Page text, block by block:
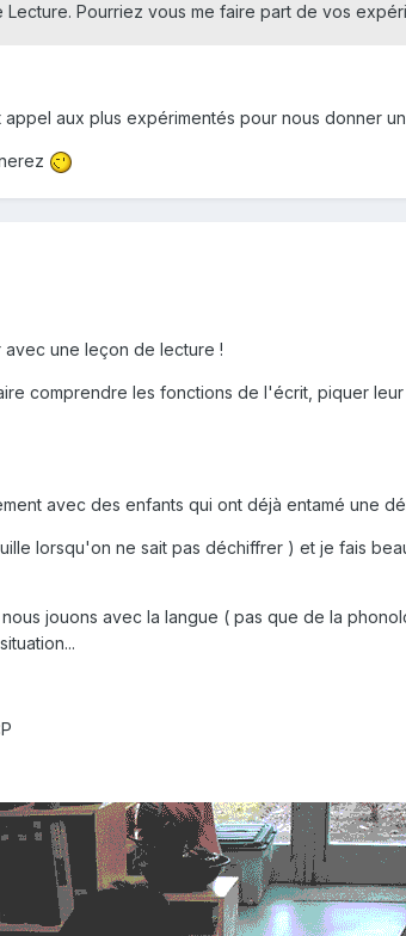
Pourriez vous me faire part de vos
aux plus expérimentés pour nous donner
avec une leçon de lecture !
comprendre les fonctions de l'écrit, piquer
avec des enfants qui ont déjà entamé une
lorsqu'on ne sait pas déchiffrer ) et je fais
jouons avec la langue ( pas que de la